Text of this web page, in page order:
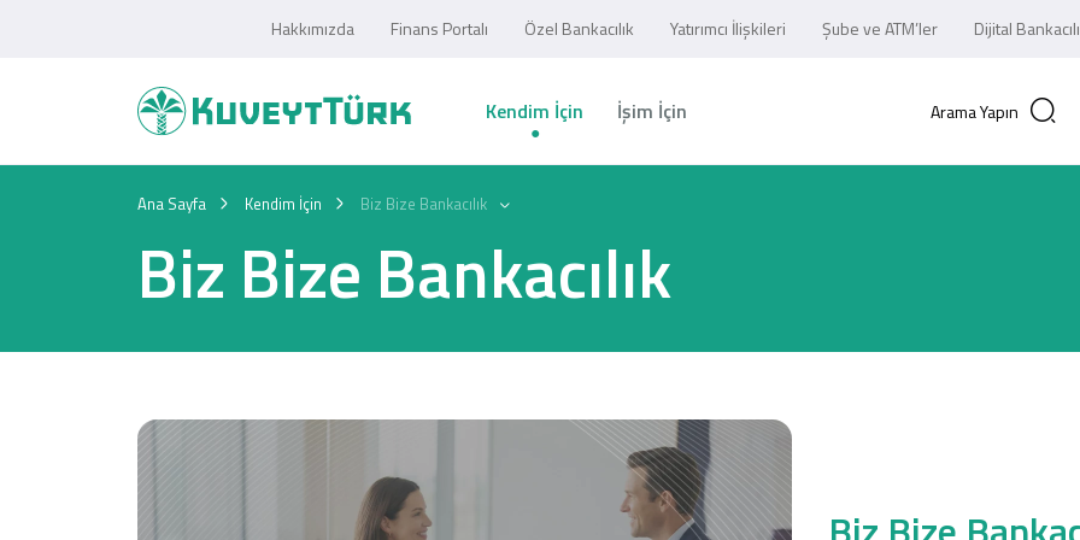
Hakkımızda Finans Portalı Özel Bankacılık Yatırımcı İlişkileri Şube ve ATM’ler Dijital
Kendim İçin İşim İçin Arama Yapın
Ana Sayfa Kendim İçin Biz Bize Bankacılık
Biz Bize Bankacılık